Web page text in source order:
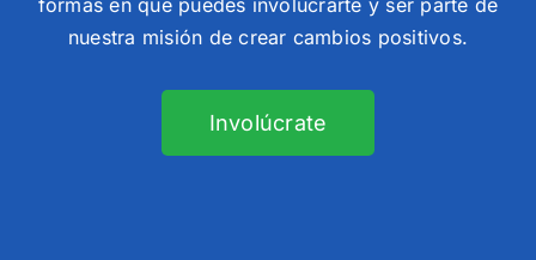
formas en que puedes involucrarte y ser parte de
nuestra misión de crear cambios positivos.
Involúcrate